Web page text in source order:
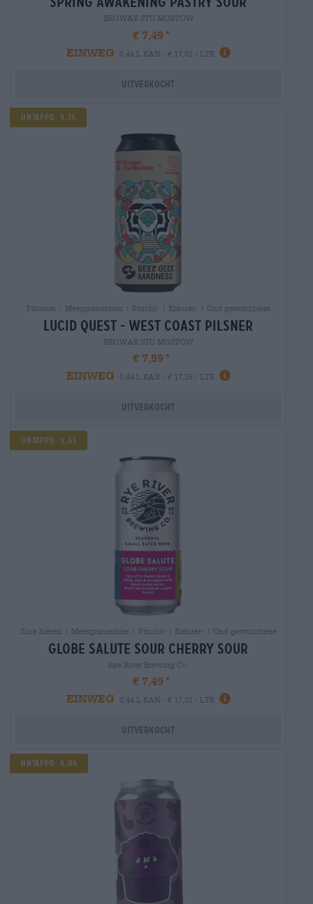
BROWAR STU MOSTÓW
€ 7,49
EINWEG
0,44 L KAN - € 17,02 / LTR
Uitverkocht
Untappd: 3,75
Pilsener | Meergranenbier | Frucht- | Kräuter- | Und gewürzbiere
lucid quest - west coast pilsner
BROWAR STU MOSTÓW
€ 7,59
EINWEG
0,44 L KAN - € 17,25 / LTR
Uitverkocht
UNTAPPD: 3,61
Zure bieren | Meergranenbier | Frucht- | Kräuter- | Und gewürzbiere
globe salute sour cherry sour
Rye River Brewing Co.
€ 7,49
EINWEG
0,44 L KAN - € 17,02 / LTR
Uitverkocht
UNTAPPD: 4,04